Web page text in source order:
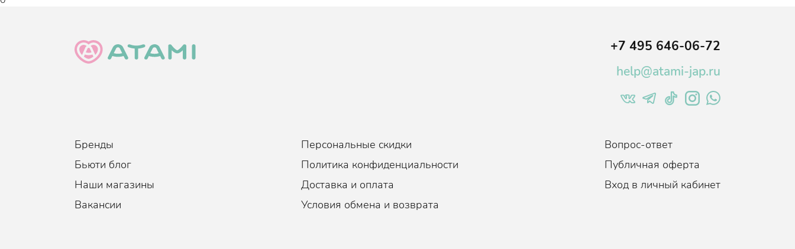
Когда использовать :Ежедневно
Объем :150 мл.
+7 495 646-06-72
help@atami-jap.ru
Бренды
Бьюти блог
Наши магазины
Вакансии
Персональные скидки
Политика конфиденциальности
Доставка и оплата
Условия обмена и возврата
Вопрос-ответ
Публичная оферта
Вход в личный кабинет